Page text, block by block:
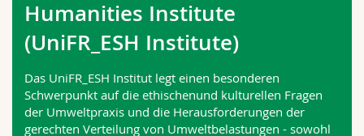
Math.-Nat. und Med. Fak.
Interfakultär
Mitarbeitende
Doktorierende
Webmail
Vorlesungsverzeichnis
MyUnifr
Humanities Institute
(UniFR_ESH Institute)
Das UniFR_ESH Institut legt einen besonderen
Schwerpunkt auf die ethischenund kulturellen Fragen
der Umweltpraxis und die Herausforderungen der
gerechten Verteilung von Umweltbelastungen - sowohl